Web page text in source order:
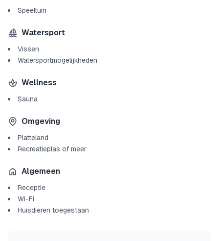
Speeltuin
Watersport
Vissen
Watersportmogelijkheden
Wellness
Sauna
Omgeving
Platteland
Recreatieplas of meer
Algemeen
Receptie
Wi-Fi
Huisdieren toegestaan